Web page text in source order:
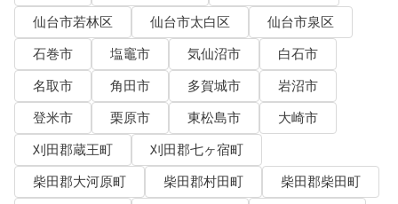
仙台市若林区
仙台市太白区
仙台市泉区
石巻市
塩竈市 気仙沼市
白石市
名取市
角田市 多賀城市
岩沼市
登米市
栗原市 東松島市
大崎市
刈田郡蔵王町
刈田郡七ヶ宿町
柴田郡大河原町
柴田郡村田町
柴田郡柴田町